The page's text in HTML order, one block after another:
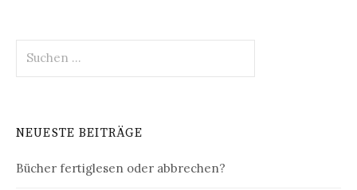
nach:
NEUESTE BEITRÄGE
Bücher fertiglesen oder abbrechen?